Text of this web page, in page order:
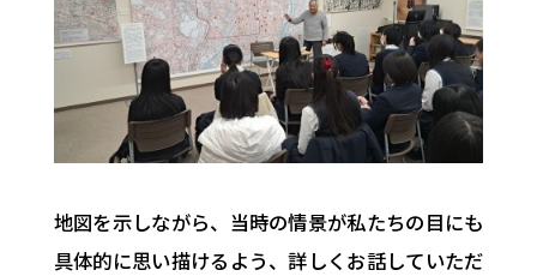
地図を示しながら、当時の情景が私たちの目にも
具体的に思い描けるよう、詳しくお話していただ